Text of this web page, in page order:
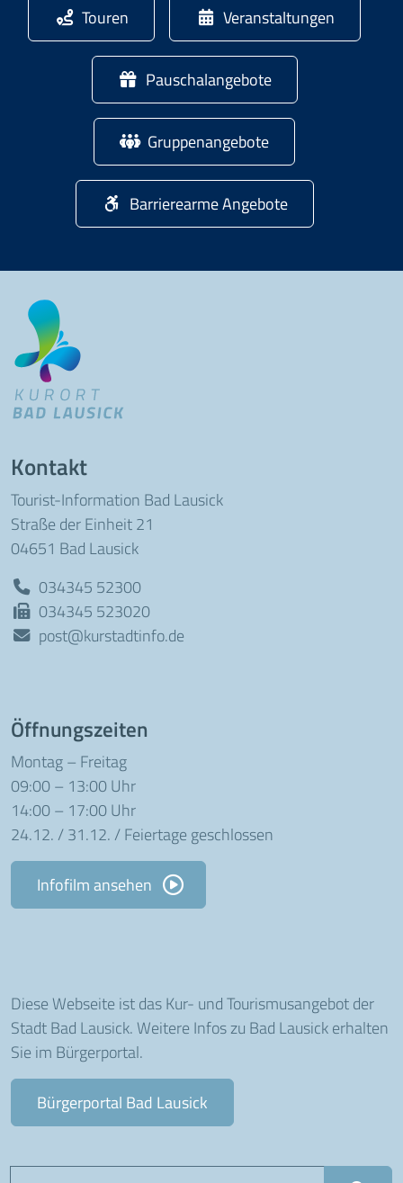
Touren Veranstaltungen
Pauschalangebote
Gruppenangebote
Barrierearme Angebote
Kontakt
Tourist-Information Bad Lausick
Straße der Einheit 21
04651 Bad Lausick
034345 52300
034345 523020
post@kurstadtinfo.de
Öffnungszeiten
Montag – Freitag
09:00 – 13:00 Uhr
14:00 – 17:00 Uhr
24.12. / 31.12. / Feiertage geschlossen
Infofilm ansehen
Diese Webseite ist das Kur- und Tourismusangebot der
Stadt Bad Lausick. Weitere Infos zu Bad Lausick erhalten
Sie im Bürgerportal.
Bürgerportal Bad Lausick